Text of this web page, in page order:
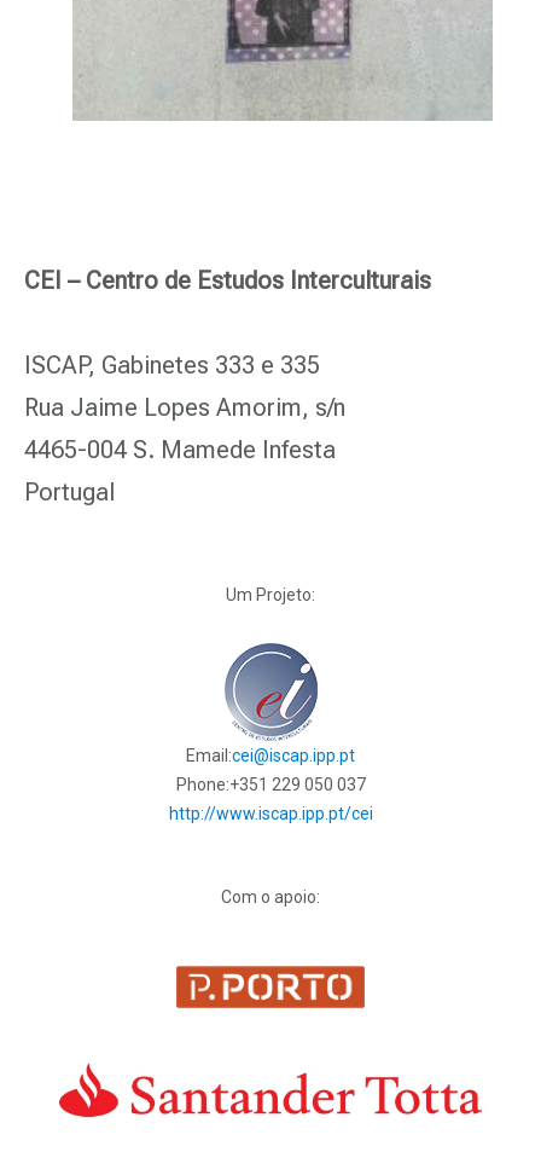
CEI – Centro de Estudos Interculturais
ISCAP, Gabinetes 333 e 335
Rua Jaime Lopes Amorim, s/n
4465-004 S. Mamede Infesta
Portugal
Um Projeto:
Email:cei@iscap.ipp.pt
Phone:+351 229 050 037
http://www.iscap.ipp.pt/cei
Com o apoio: